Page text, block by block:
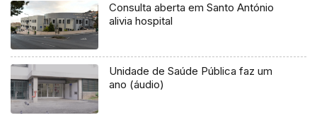
Consulta aberta em Santo António
alivia hospital
Unidade de Saúde Pública faz um
ano (áudio)